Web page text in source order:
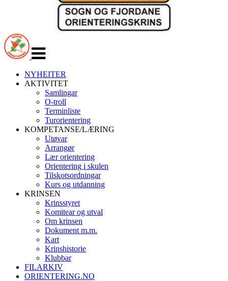
navigasjon
NYHEITER
AKTIVITET
Samlingar
O-troll
Terminliste
Turorientering
KOMPETANSE/LÆRING
Utøvar
Arrangør
Lær orientering
Orientering i skulen
Tilskotsordningar
Kurs og utdanning
KRINSEN
Krinsstyret
Komitear og utval
Om krinsen
Dokument m.m.
Kart
Krinshistorie
Klubbar
FILARKIV
ORIENTERING.NO